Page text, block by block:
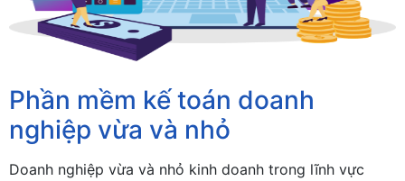
Phần mềm kế toán doanh
nghiệp vừa và nhỏ
Doanh nghiệp vừa và nhỏ kinh doanh trong lĩnh vực